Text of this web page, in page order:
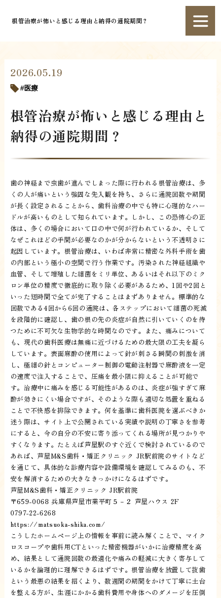
根管治療が怖いと感じる理由と納得の通院期間？
2026.05.19
医療
根管治療が怖いと感じる理由と
納得の通院期間？
歯の神経まで虫歯が進んでしまった際に行われる根管治療は、多
くの人が痛いという強固な先入観を持ち、さらに通院回数や期間
が長く設定されることから、歯科治療の中でも特に心理的なハー
ドルが高いものとして知られています。しかし、この恐怖心の正
体は、多くの場合において口の中で何が行われているか、そして
なぜこれほどの手間が必要なのかが分からないという不透明さに
起因しています。根管治療は、いわば非常に精密な外科手術を歯
の内部という極小の空間で行う作業です。汚染された神経組織や
血管、そして増殖した細菌をミリ単位、あるいはそれ以下のミク
ロン単位の精度で徹底的に取り除く必要があるため、1回や2回と
いった短時間で全てが完了することはまずありません。標準的な
回数である4回から6回の通院は、各ステップにおいて細菌の死滅
を段階的に確認し、歯の根の先の炎症が自然に引いていくのを待
つために不可欠な生物学的な時間なのです。また、痛みについて
も、現代の歯科医療は無痛に近づけるための最大限の工夫を凝ら
しています。表面麻酔の使用によって針が刺さる瞬間の刺激を消
し、極細の針とコンピューター制御の電動注射器で麻酔液を一定
の速度で注入することで、圧痛を最小限に抑えることが可能で
す。治療中に痛みを感じる可能性があるのは、炎症が強すぎて麻
酔が効きにくい場合ですが、そのような際も適切な処置を重ねる
ことで不快感を排除できます。何を基準に歯科医院を選ぶべきか
迷う際は、サイト上で公開されている実績や説明の丁寧さを参考
にすると、今の自分の不安に寄り添ってくれる場所が見つかりや
すくなります。たとえば芦屋駅のすぐ近くで検討されているので
あれば、芦屋M&S歯科・矯正クリニック JR駅前院のサイトなど
を通じて、具体的な診療内容や設備環境を確認してみるのも、不
安を解消するための大きなきっかけになるはずです。
芦屋M&S歯科・矯正クリニック JR駅前院
〒659-0068 兵庫県芦屋市業平町５－２ 芦屋ハウス 2F
0797-22-6268
https://matsuoka-shika.com/
こうしたホームページ上の情報を事前に読み解くことで、マイク
ロスコープや歯科用CTといった精密機器がいかに治療精度を高
め、結果として通院回数の最適化や痛みの軽減に大きく寄与して
いるかを論理的に理解できるはずです。根管治療を放置して抜歯
という最悪の結果を招くより、数週間の期間をかけて丁寧に土台
を整える方が、生涯にかかる歯科費用や身体へのダメージを圧倒